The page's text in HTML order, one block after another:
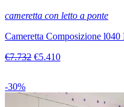
cameretta con letto a ponte
Cameretta Composizione
€7.732 €5.410
-30%